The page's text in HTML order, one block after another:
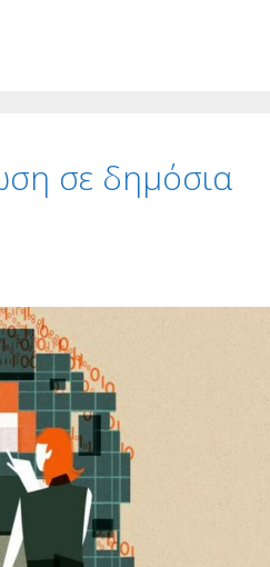
σε δημόσια